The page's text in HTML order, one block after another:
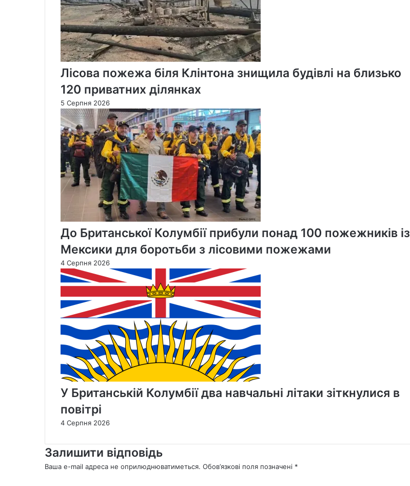
Лісова пожежа біля Клінтона знищила будівлі на близько
120 приватних ділянках
5 Серпня 2026
До Британської Колумбії прибули понад 100 пожежників із
Мексики для боротьби з лісовими пожежами
4 Серпня 2026
У Британській Колумбії два навчальні літаки зіткнулися в
повітрі
4 Серпня 2026
Залишити відповідь
Ваша e-mail адреса не оприлюднюватиметься. Обов’язкові поля позначені *